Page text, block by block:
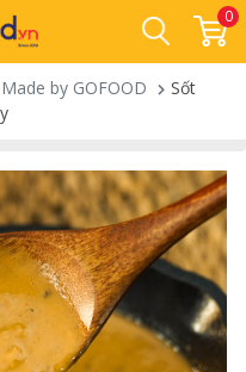
0
Made by GOFOOD
Sốt